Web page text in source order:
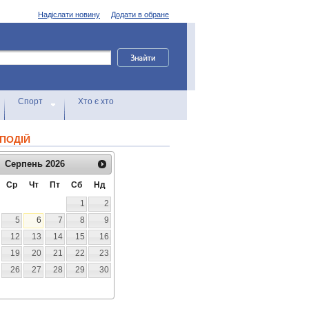
Додати в обране
Надіслати новину
Спорт Хто є хто
Серпень 2026
Ср Чт Пт Сб
Нд
1
2
5 6 7 8
9
12 13 14 15
16
19 20 21 22
23
26 27 28 29
30